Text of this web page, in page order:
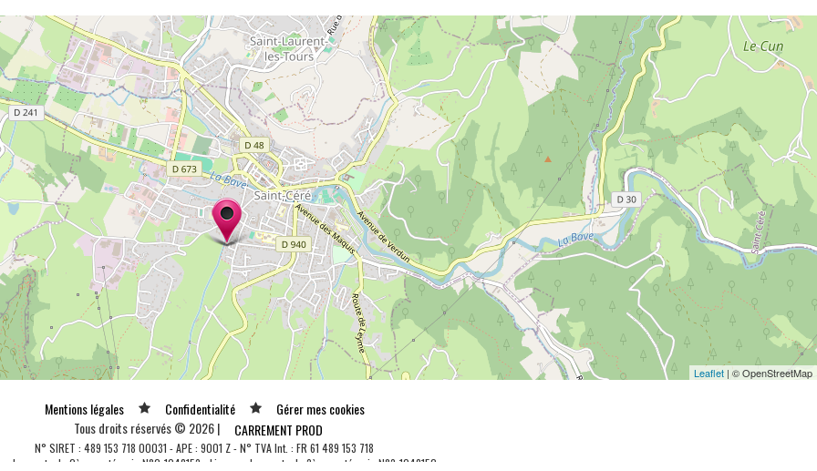
Leaflet | © OpenStreetMap
Mentions légales Confidentialité
Gérer mes cookies
Tous droits réservés © 2026 |
CARREMENT PROD
N° SIRET : 489 153 718 00031 - APE : 9001 Z - N° TVA Int. : FR 61 489 153 718
de spectacle 2ème catégorie N°2-1048153 - Licence de spectacle 3ème catégorie N°3-1048152